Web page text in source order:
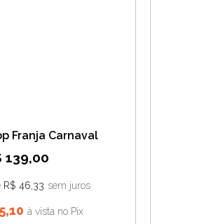
Franja Carnaval
139,00
R$ 46,33 sem juros
à vista no Pix